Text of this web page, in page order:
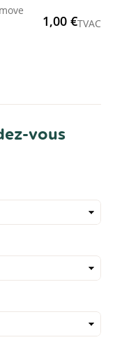
1,00 €TVAC
vous